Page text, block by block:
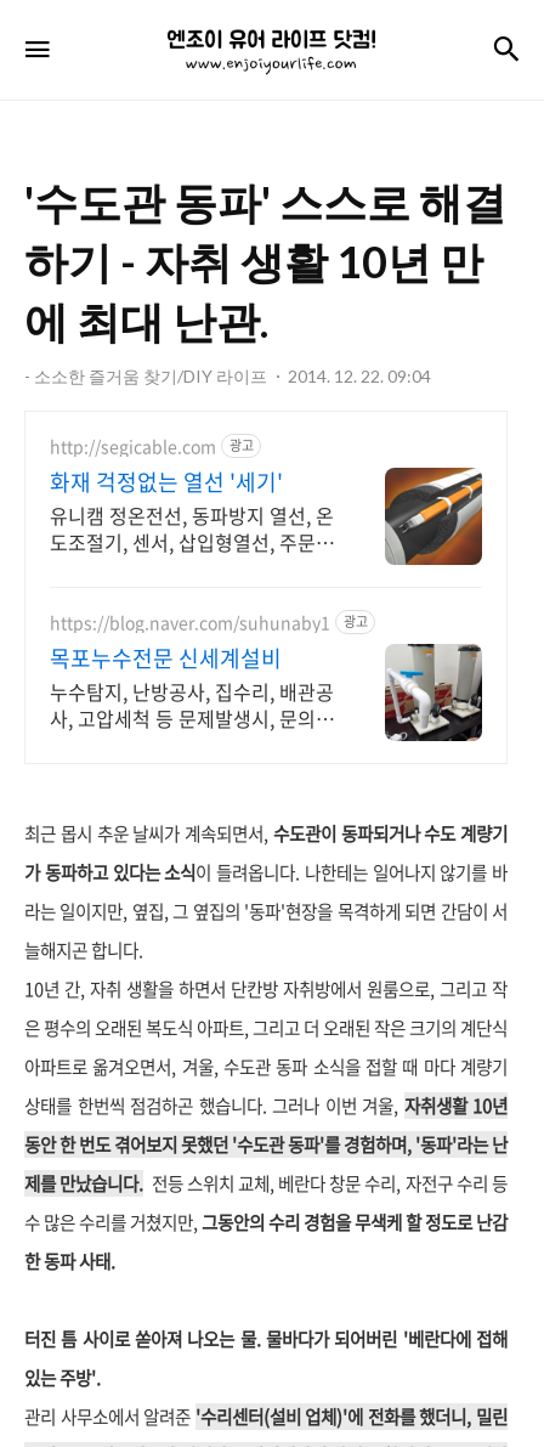
엔
조
어
라
이
닷
'수도관 동파' 스스로 해결
하기 - 자취 생활 10년 만
에 최대 난관.
- 소소한 즐거움 찾기/DIY 라이프 2014. 12. 22. 09:04
http://segicable.com 광고
화재 걱정없는 열선 '세기'
유니캠 정온전선, 동파방지 열선, 온
도조절기, 센서, 삽입형열선, 주문제
https://blog.naver.com/suhunaby1 광고
목포누수전문 신세계설비
누수탐지, 난방공사, 집수리, 배관공
사, 고압세척 등 문제발생시, 문의
최근 몹시 추운 날씨가 계속되면서, 수도관이 동파되거나 수도 계량기
가 동파하고 있다는 소식이 들려옵니다. 나한테는 일어나지 않기를 바
라는 일이지만, 옆집, 그 옆집의 '동파'현장을 목격하게 되면 간담이 서
늘해지곤 합니다.
10년 간, 자취 생활을 하면서 단칸방 자취방에서 원룸으로, 그리고 작
은 평수의 오래된 복도식 아파트, 그리고 더 오래된 작은 크기의 계단식
아파트로 옮겨오면서, 겨울, 수도관 동파 소식을 접할 때 마다 계량기
상태를 한번씩 점검하곤 했습니다. 그러나 이번 겨울, 자취생활 10년
동안 한 번도 겪어보지 못했던 '수도관 동파'를 경험하며, '동파'라는 난
제를 만났습니다. 전등 스위치 교체, 베란다 창문 수리, 자전구 수리 등
수 많은 수리를 거쳤지만,그동안의 수리 경험을 무색케 할 정도로 난감
한 동파 사태.
터진 틈 사이로 쏟아져 나오는 물. 물바다가 되어버린 '베란다에 접해
있는 주방'.
관리 사무소에서 알려준 '수리센터(설비 업체)'에 전화를 했더니, 밀린